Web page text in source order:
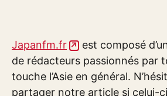
Japanfm.fr
est composé
de rédacteurs passionnés par
touche l’Asie en général.
partager notre article si celui-